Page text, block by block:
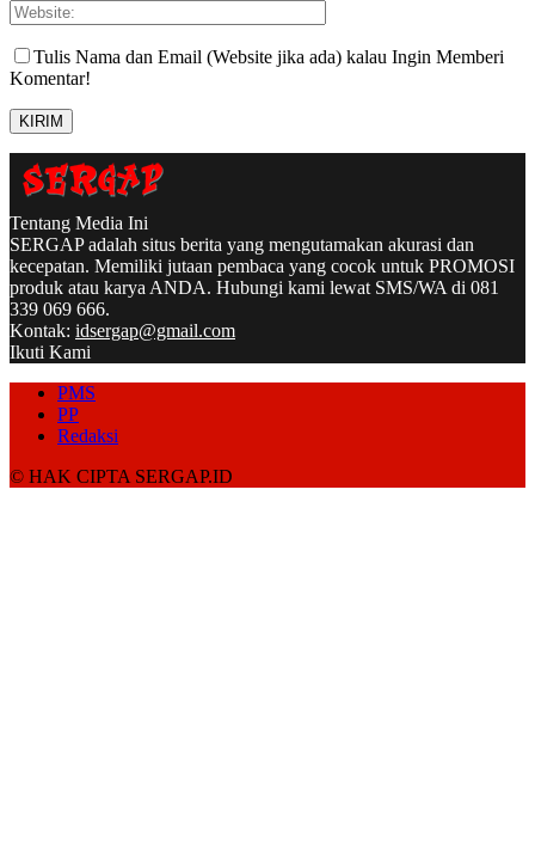
Tulis Nama dan Email (Website jika ada) kalau Ingin Memberi
Komentar!
Tentang Media Ini
SERGAP adalah situs berita yang mengutamakan akurasi dan
kecepatan. Memiliki jutaan pembaca yang cocok untuk PROMOSI
produk atau karya ANDA. Hubungi kami lewat SMS/WA di 081
339 069 666.
Kontak: idsergap@gmail.com
Ikuti Kami
PMS
PP
Redaksi
© HAK CIPTA SERGAP.ID